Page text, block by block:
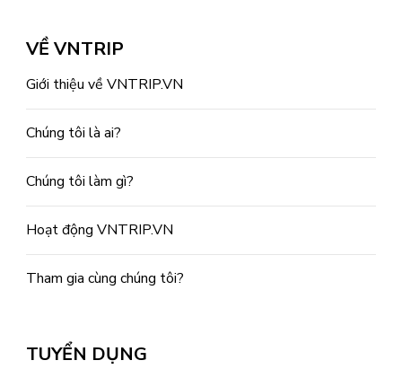
VỀ VNTRIP
Giới thiệu về VNTRIP.VN
Chúng tôi là ai?
Chúng tôi làm gì?
Hoạt động VNTRIP.VN
Tham gia cùng chúng tôi?
TUYỂN DỤNG